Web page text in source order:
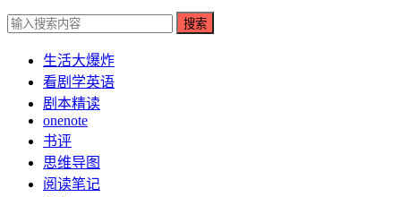
搜索
生活大爆炸
看剧学英语
剧本精读
onenote
书评
思维导图
阅读笔记